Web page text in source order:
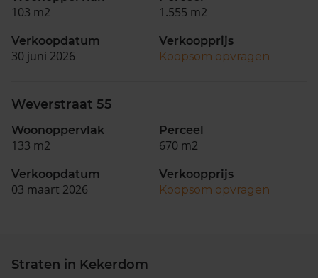
103 m2 1.555 m2
Verkoopdatum
30 juni 2026
Verkoopprijs
Koopsom opvragen
Weverstraat 55
Woonoppervlak
133 m2
Perceel
670 m2
Verkoopdatum
03 maart 2026
Verkoopprijs
Koopsom opvragen
Straten in Kekerdom